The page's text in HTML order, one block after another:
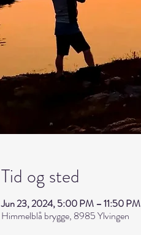
Tid og sted
Jun 23, 2024, 5:00 PM – 11:50 PM
Himmelblå brygge, 8985 Ylvingen